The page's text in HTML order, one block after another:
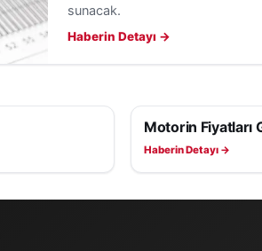
sunacak.
Haberin Detayı →
EKONOMI
Motorin Fiyatları
Haberin Detayı →